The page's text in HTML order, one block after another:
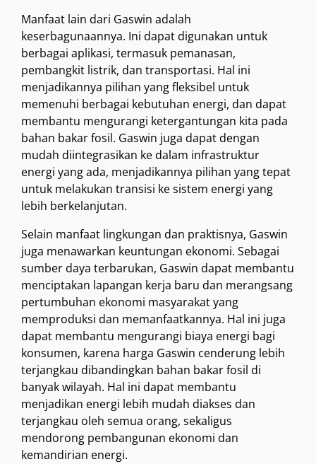
Manfaat lain dari Gaswin adalah
keserbagunaannya. Ini dapat digunakan untuk
berbagai aplikasi, termasuk pemanasan,
pembangkit listrik, dan transportasi. Hal ini
menjadikannya pilihan yang fleksibel untuk
memenuhi berbagai kebutuhan energi, dan dapat
membantu mengurangi ketergantungan kita pada
bahan bakar fosil. Gaswin juga dapat dengan
mudah diintegrasikan ke dalam infrastruktur
energi yang ada, menjadikannya pilihan yang tepat
untuk melakukan transisi ke sistem energi yang
lebih berkelanjutan.
Selain manfaat lingkungan dan praktisnya, Gaswin
juga menawarkan keuntungan ekonomi. Sebagai
sumber daya terbarukan, Gaswin dapat membantu
menciptakan lapangan kerja baru dan merangsang
pertumbuhan ekonomi masyarakat yang
memproduksi dan memanfaatkannya. Hal ini juga
dapat membantu mengurangi biaya energi bagi
konsumen, karena harga Gaswin cenderung lebih
terjangkau dibandingkan bahan bakar fosil di
banyak wilayah. Hal ini dapat membantu
menjadikan energi lebih mudah diakses dan
terjangkau oleh semua orang, sekaligus
mendorong pembangunan ekonomi dan
kemandirian energi.